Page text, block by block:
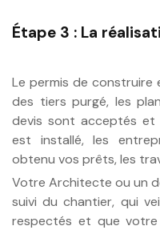
Étape 3 : La
Le permis de construire
des tiers purgé, les
devis sont acceptés et
est installé, les
obtenu vos prêts, les
Votre Architecte ou un
suivi du chantier, qui
respectés et que